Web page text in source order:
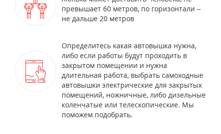
превышает 60 метров, по горизонтали –
не дальше 20 метров
Определитесь какая автовышка нужна,
либо если работы будут проходить в
закрытом помещении и нужна
длительная работа, выбрать самоходные
автовышки электрические для закрытых
помещений, ножничные, либо дизельные
коленчатые или телескопические. Мы
поможем подобрать.